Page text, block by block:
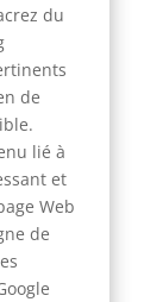
du
de
lié à
et
Web
de